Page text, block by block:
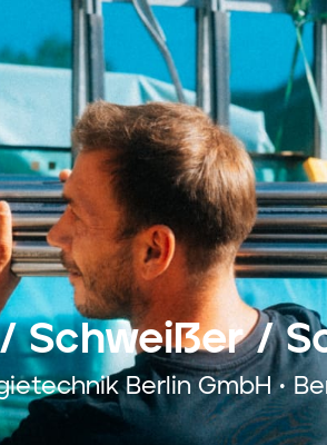
Schweißer /
Berlin GmbH •